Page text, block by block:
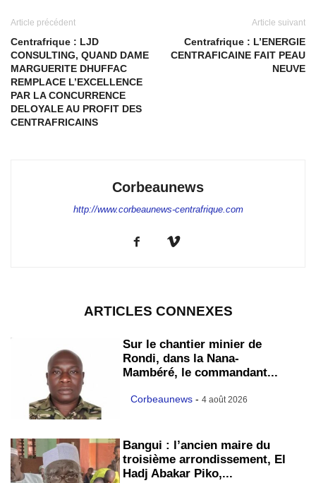
Article précédent
Centrafrique : LJD
CONSULTING, QUAND DAME
MARGUERITE DHUFFAC
REMPLACE L’EXCELLENCE
PAR LA CONCURRENCE
DELOYALE AU PROFIT DES
CENTRAFRICAINS
Article suivant
Centrafrique : L’ENERGIE
CENTRAFICAINE FAIT PEAU
NEUVE
Corbeaunews
http://www.corbeaunews-centrafrique.com
ARTICLES CONNEXES
Sur le chantier minier de
Rondi, dans la Nana-
Mambéré, le commandant...
Corbeaunews - 4 août 2026
Bangui : l’ancien maire du
troisième arrondissement, El
Hadj Abakar Piko,...